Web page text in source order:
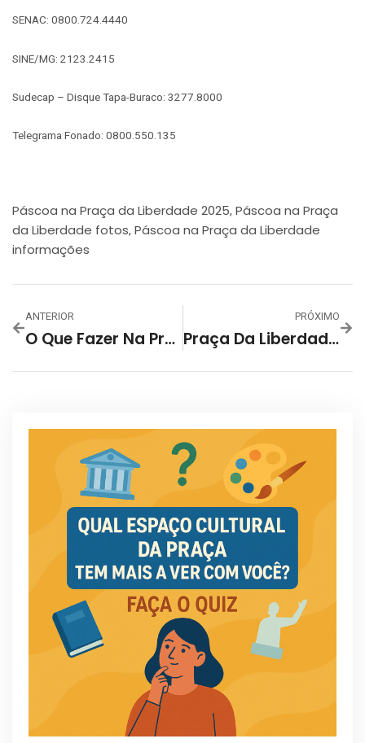
SENAC: 0800.724.4440
SINE/MG: 2123.2415
Sudecap – Disque Tapa-Buraco: 3277.8000
Telegrama Fonado: 0800.550.135
Páscoa na Praça da Liberdade 2025, Páscoa na Praça
da Liberdade fotos, Páscoa na Praça da Liberdade
informações
ANTERIOR
O Que Fazer Na Praça Da Liberdade No Feriado De 18 A 22 De Abril De 2025?
PRÓXIMO
Praça Da Liberdade Será Palco Da Emocionante Encenação Da Paixão De Cristo Nesta Sexta-Feira Santa